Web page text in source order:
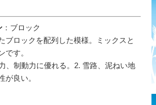
：ブロック
ブロックを配列した模様。ミックスと
です。
、制動力に優れる。2. 雪路、泥ねい地
が良い。